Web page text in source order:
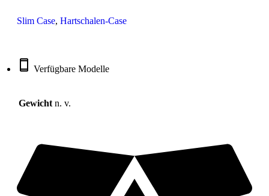
Slim Case, Hartschalen-Case
Verfügbare Modelle
Gewicht n. v.